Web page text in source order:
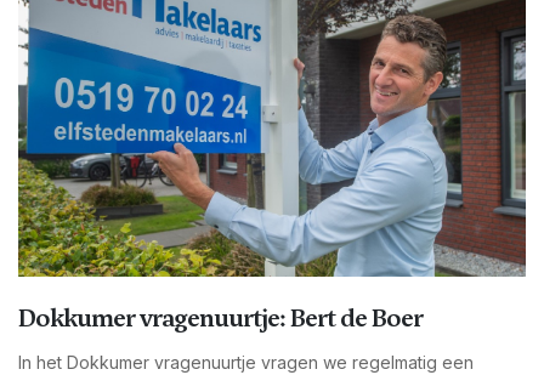
Dokkumer vragenuurtje: Bert de Boer
In het Dokkumer vragenuurtje vragen we regelmatig een